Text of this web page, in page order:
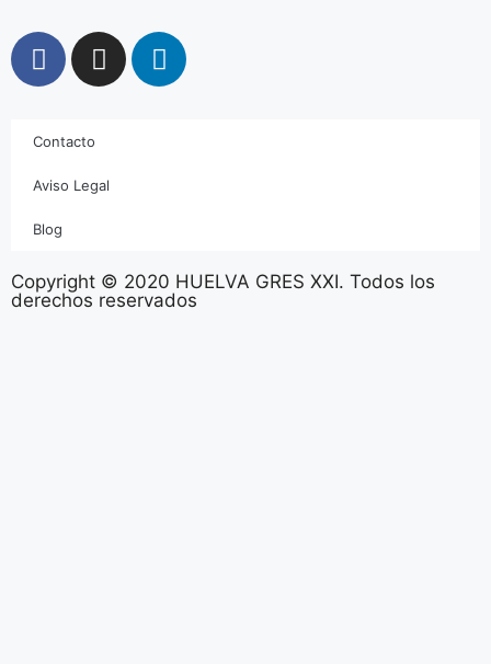
Contacto
Aviso Legal
Blog
Copyright © 2020 HUELVA GRES XXI. Todos los
derechos reservados